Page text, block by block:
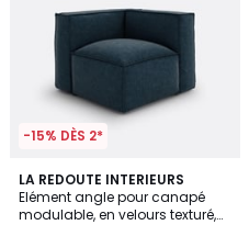
-15% DÈS 2*
LA REDOUTE INTERIEURS
Elément angle pour canapé
modulable, en velours texturé,
5
/
5
3
Couleurs